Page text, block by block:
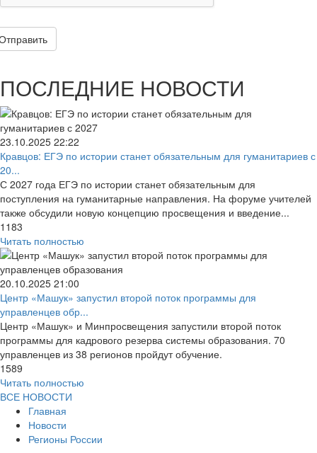
ПОСЛЕДНИЕ НОВОСТИ
23.10.2025 22:22
Кравцов: ЕГЭ по истории станет обязательным для гуманитариев с
20...
С 2027 года ЕГЭ по истории станет обязательным для
поступления на гуманитарные направления. На форуме учителей
также обсудили новую концепцию просвещения и введение...
1183
Читать полностью
20.10.2025 21:00
Центр «Машук» запустил второй поток программы для
управленцев обр...
Центр «Машук» и Минпросвещения запустили второй поток
программы для кадрового резерва системы образования. 70
управленцев из 38 регионов пройдут обучение.
1589
Читать полностью
ВСЕ НОВОСТИ
Главная
Новости
Регионы России